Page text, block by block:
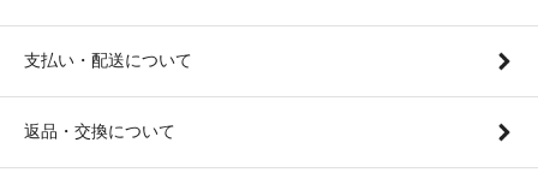
支払い・配送について
返品・交換について